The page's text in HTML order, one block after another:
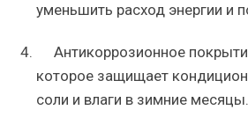
уменьшить расход энергии и
Антикоррозионное
которое защищает
соли и влаги в зимние месяцы.